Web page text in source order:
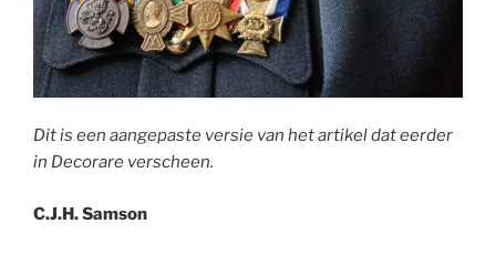
Dit is een aangepaste versie van het artikel dat eerder
in Decorare verscheen.
C.J.H. Samson